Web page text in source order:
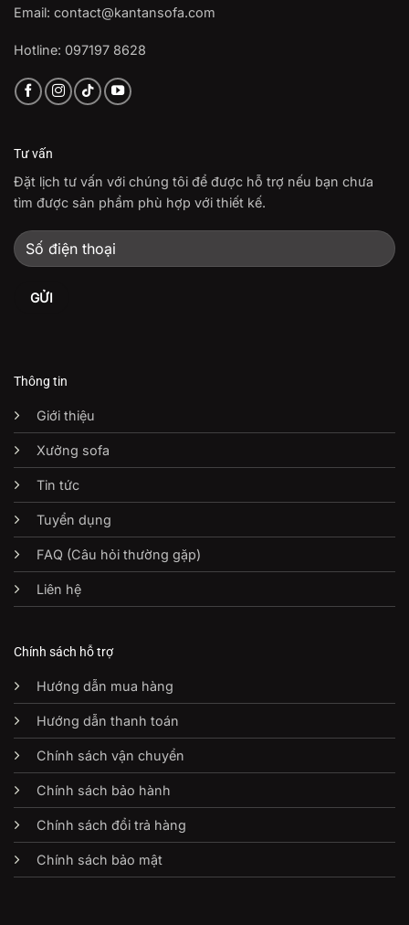
Email: contact@kantansofa.com
Hotline: 097197 8628
Thông tin
Giới thiệu
Xưởng sofa
Tin tức
Tuyển dụng
FAQ (Câu hỏi thường gặp)
Liên hệ
Chính sách hỗ trợ
Hướng dẫn mua hàng
Hướng dẫn thanh toán
Chính sách vận chuyển
Chính sách bảo hành
Chính sách đổi trả hàng
Chính sách bảo mật
Tư vấn
Đặt lịch tư vấn với chúng tôi để được hỗ trợ nếu bạn chưa
tìm được sản phẩm phù hợp với thiết kế.